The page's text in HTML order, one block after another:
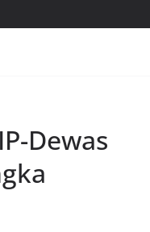
Dewas